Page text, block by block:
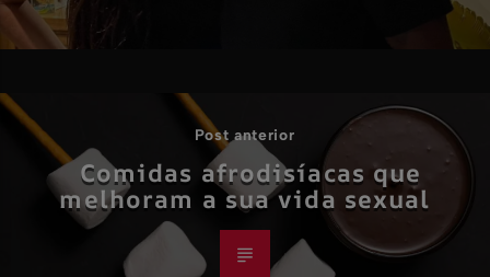
Post anterior
Comidas afrodisíacas que
melhoram a sua vida sexual